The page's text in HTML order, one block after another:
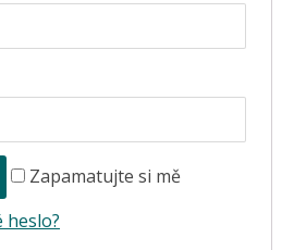
Zapamatujte si mě
heslo?